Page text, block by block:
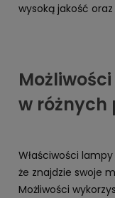
wysoką jakość
w różnych
Właściwości lampy
że znajdzie swoje
Możliwości